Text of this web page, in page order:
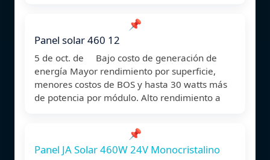
📌
Panel solar 460 12
5 de oct. de Bajo costo de generación de
energía Mayor rendimiento por superficie,
menores costos de BOS y hasta 30 watts más
de potencia por módulo. Alto rendimiento a
📌
Panel JA Solar 460W 24V Monocristalino